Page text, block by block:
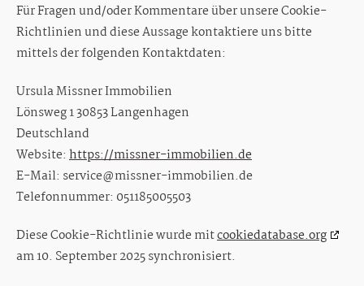
Für Fragen und/oder Kommentare über unsere Cookie-
Richtlinien und diese Aussage kontaktiere uns bitte
mittels der folgenden Kontaktdaten:
Ursula Missner Immobilien
Lönsweg 1 30853 Langenhagen
Deutschland
Website: https://missner-immobilien.de
E-Mail: service@missner-immobilien.de
Telefonnummer: 051185005503
Diese Cookie-Richtlinie wurde mitcookiedatabase.org
am 10. September 2025 synchronisiert.